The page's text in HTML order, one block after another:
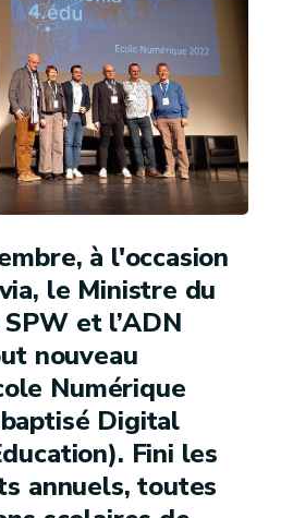
à l'occasion
le Ministre du
et l’ADN
nouveau
Numérique
Digital
Fini les
annuels, toutes